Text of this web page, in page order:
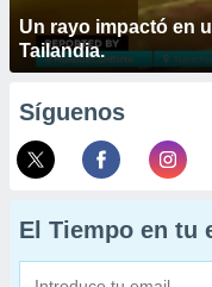
Un rayo impactó en
Tailandia.
Síguenos
El Tiempo en tu